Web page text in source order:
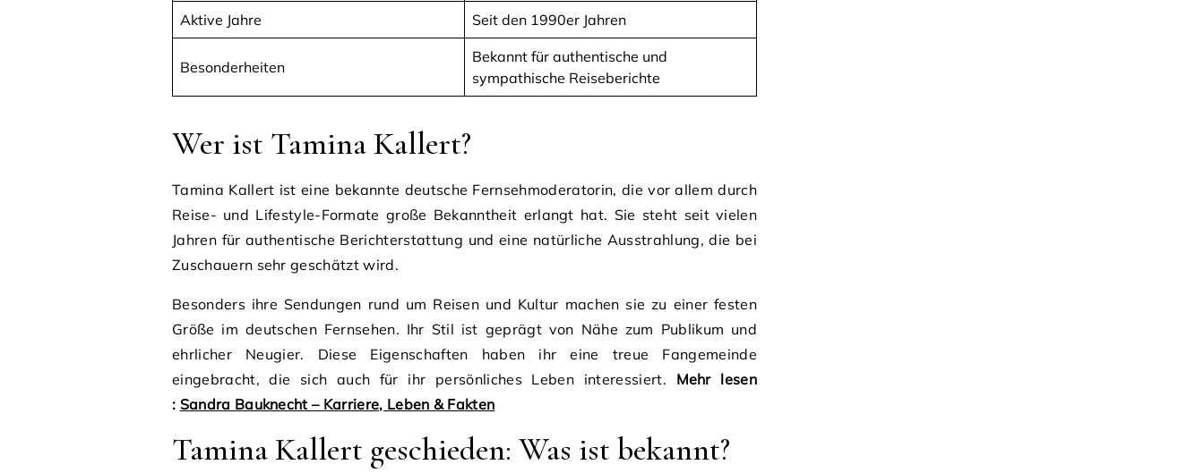
Aktive Jahre Seit den 1990er Jahren
Besonderheiten
Bekannt für authentische und
sympathische Reiseberichte
Wer ist Tamina Kallert?
Tamina Kallert ist eine bekannte deutsche Fernsehmoderatorin, die vor allem durch
Reise- und Lifestyle-Formate große Bekanntheit erlangt hat. Sie steht seit vielen
Jahren für authentische Berichterstattung und eine natürliche Ausstrahlung, die bei
Zuschauern sehr geschätzt wird.
Besonders ihre Sendungen rund um Reisen und Kultur machen sie zu einer festen
Größe im deutschen Fernsehen. Ihr Stil ist geprägt von Nähe zum Publikum und
ehrlicher Neugier. Diese Eigenschaften haben ihr eine treue Fangemeinde
eingebracht, die sich auch für ihr persönliches Leben interessiert. Mehr lesen
: Sandra Bauknecht – Karriere, Leben & Fakten
Tamina Kallert geschieden: Was ist bekannt?